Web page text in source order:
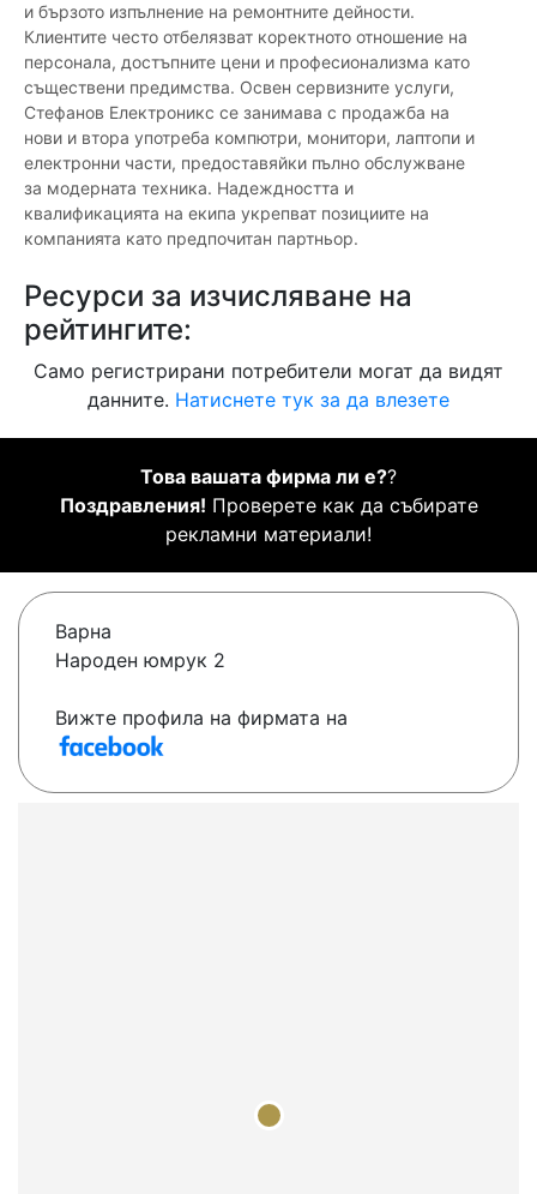
и бързото изпълнение на ремонтните дейности.
Клиентите често отбелязват коректното отношение на
персонала, достъпните цени и професионализма като
съществени предимства. Освен сервизните услуги,
Стефанов Електроникс се занимава с продажба на
нови и втора употреба компютри, монитори, лаптопи и
електронни части, предоставяйки пълно обслужване
за модерната техника. Надеждността и
квалификацията на екипа укрепват позициите на
компанията като предпочитан партньор.
Ресурси за изчисляване на
рейтингите:
Само регистрирани потребители могат да видят
данните. Натиснете тук за да влезете
Това вашата фирма ли е??
Поздравления! Проверете как да събирате
рекламни материали!
Варна
Народен юмрук 2
Вижте профила на фирмата на